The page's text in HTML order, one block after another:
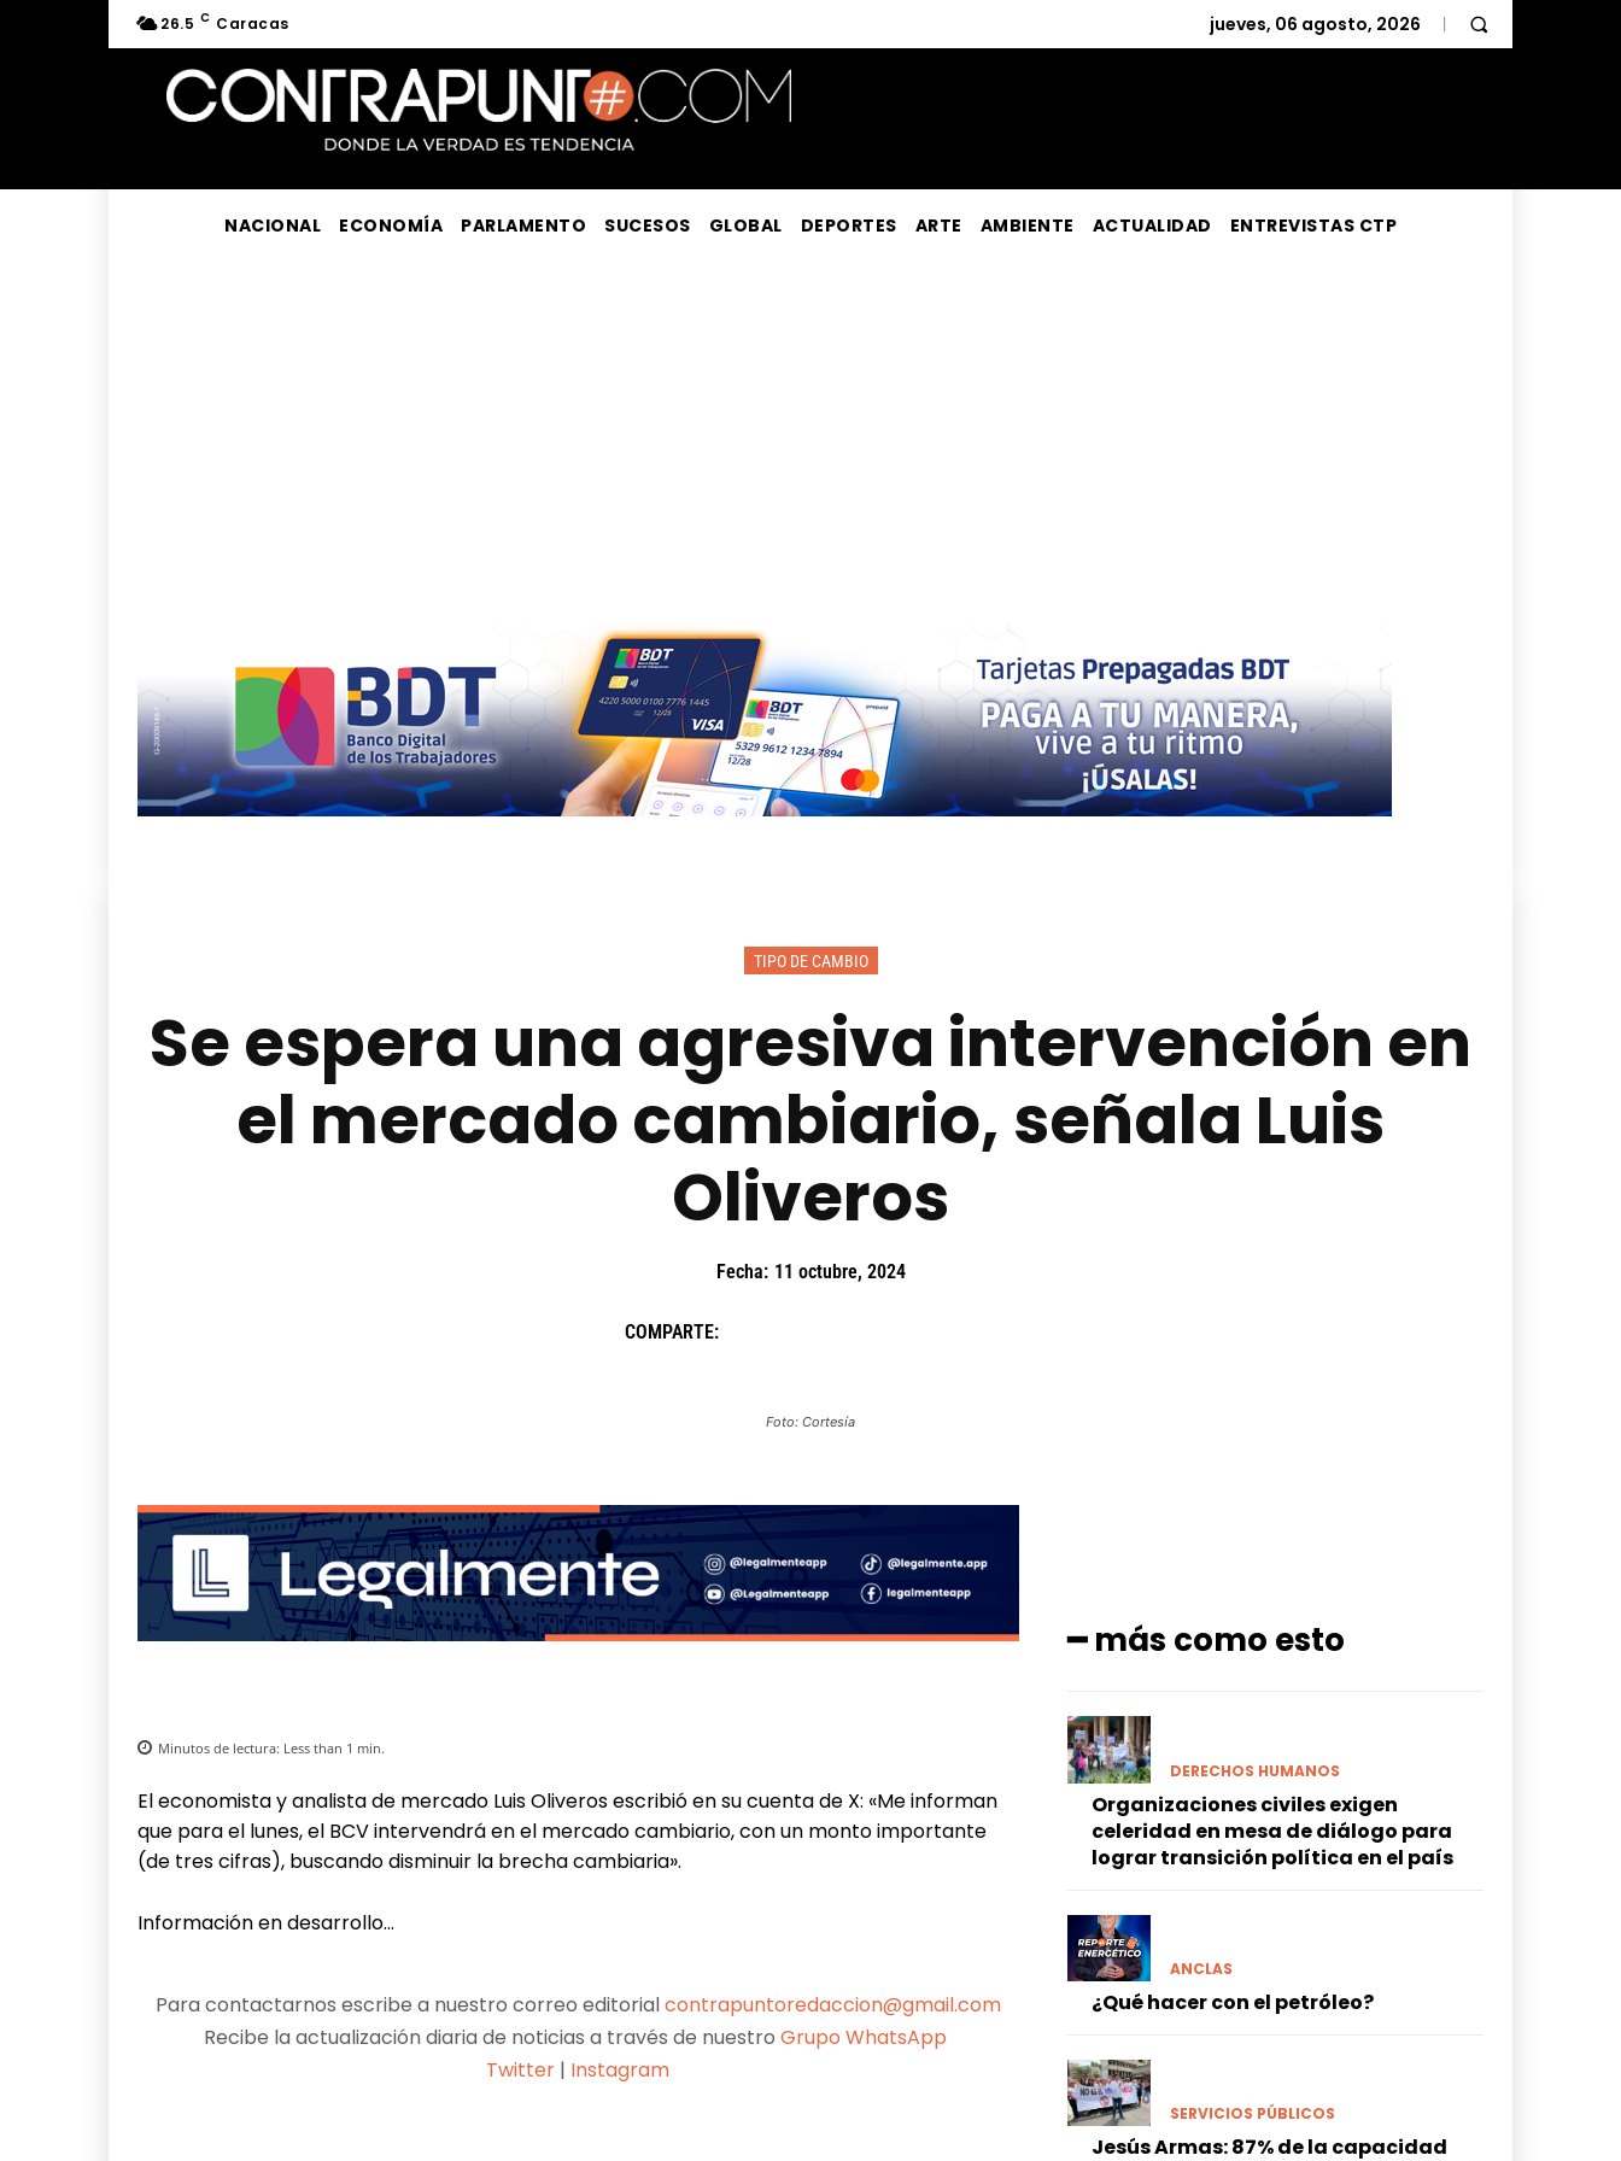
26.5 C Caracas jueves, 06 agosto, 2026
NACIONAL ECONOMÍA PARLAMENTO SUCESOS GLOBAL DEPORTES ARTE AMBIENTE ACTUALIDAD ENTREVISTAS CTP
TIPO DE CAMBIO
Se espera una agresiva intervención en
el mercado cambiario, señala Luis
Oliveros
Fecha: 11 octubre, 2024
COMPARTE:
Foto: Cortesía
Minutos de lectura: Less than 1 min.
El economista y analista de mercado Luis Oliveros escribió en su cuenta de X: «Me informan
que para el lunes, el BCV intervendrá en el mercado cambiario, con un monto importante
(de tres cifras), buscando disminuir la brecha cambiaria».
Información en desarrollo…
Para contactarnos escribe a nuestro correo editorialcontrapuntoredaccion@gmail.com
Recibe la actualización diaria de noticias a través de nuestroGrupo WhatsApp
Twitter | Instagram
━ más como esto
DERECHOS HUMANOS
Organizaciones civiles exigen
celeridad en mesa de diálogo para
lograr transición política en el país
ANCLAS
¿Qué hacer con el petróleo?
SERVICIOS PÚBLICOS
Jesús Armas: 87% de la capacidad